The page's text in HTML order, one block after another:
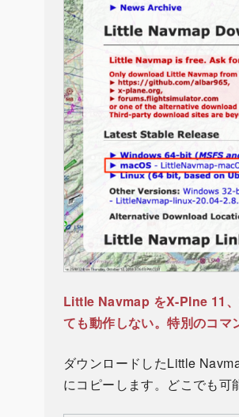
Little Navmap をX-Plne 11
ても動作しない。特別のコマ
ダウンロードしたLittle
にコピーします。どこでも可